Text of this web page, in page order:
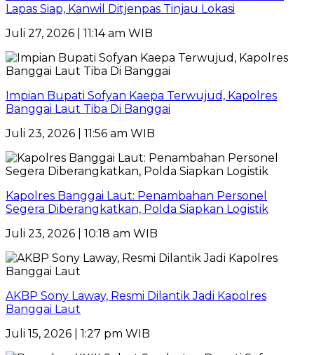
Lapas Siap, Kanwil Ditjenpas Tinjau Lokasi
Juli 27, 2026 | 11:14 am WIB
Impian Bupati Sofyan Kaepa Terwujud, Kapolres
Banggai Laut Tiba Di Banggai
Juli 23, 2026 | 11:56 am WIB
Kapolres Banggai Laut: Penambahan Personel
Segera Diberangkatkan, Polda Siapkan Logistik
Juli 23, 2026 | 10:18 am WIB
AKBP Sony Laway, Resmi Dilantik Jadi Kapolres
Banggai Laut
Juli 15, 2026 | 1:27 pm WIB